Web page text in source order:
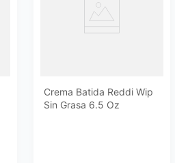
Crema Batida Reddi Wip
Sin Grasa 6.5 Oz